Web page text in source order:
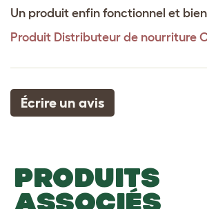
Un produit enfin fonctionnel et
Produit Distributeur de nourriture
Écrire un avis
PRODUITS
ASSOCIÉS